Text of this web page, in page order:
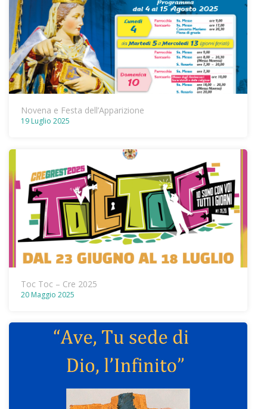
Novena e Festa dell’Apparizione
19 Luglio 2025
Toc Toc – Cre 2025
20 Maggio 2025